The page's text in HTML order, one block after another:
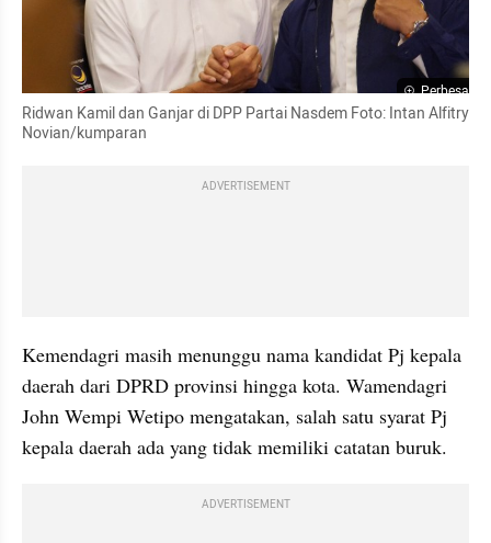
Perbesar
Ridwan Kamil dan Ganjar di DPP Partai Nasdem Foto: Intan Alfitry
Novian/kumparan
ADVERTISEMENT
Kemendagri masih menunggu nama kandidat Pj kepala
daerah dari DPRD provinsi hingga kota. Wamendagri
John Wempi Wetipo mengatakan, salah satu syarat Pj
kepala daerah ada yang tidak memiliki catatan buruk.
ADVERTISEMENT